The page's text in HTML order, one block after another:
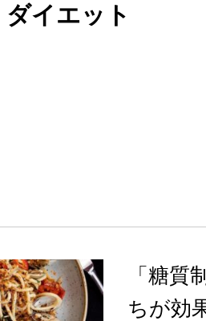
ダイエット
「糖質
ちが効